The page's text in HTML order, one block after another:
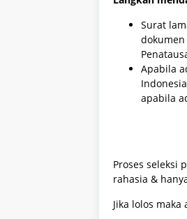
Surat
Apabila
apabila
Proses seleksi
rahasia &
Jika lolos